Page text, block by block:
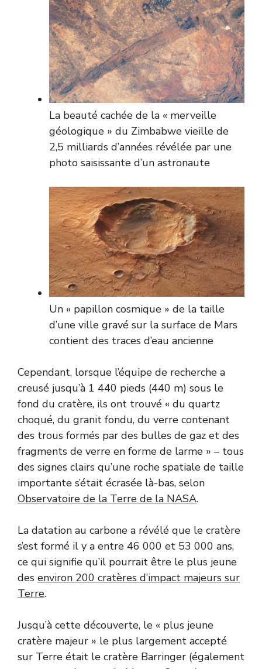
La beauté cachée de la « merveille
géologique » du Zimbabwe vieille de
2,5 milliards d’années révélée par une
photo saisissante d’un astronaute
Un « papillon cosmique » de la taille
d’une ville gravé sur la surface de Mars
contient des traces d’eau ancienne
Cependant, lorsque l’équipe de recherche a
creusé jusqu’à 1 440 pieds (440 m) sous le
fond du cratère, ils ont trouvé « du quartz
choqué, du granit fondu, du verre contenant
des trous formés par des bulles de gaz et des
fragments de verre en forme de larme » – tous
des signes clairs qu’une roche spatiale de taille
importante s’était écrasée là-bas, selon
Observatoire de la Terre de la NASA.
La datation au carbone a révélé que le cratère
s’est formé il y a entre 46 000 et 53 000 ans,
ce qui signifie qu’il pourrait être le plus jeune
des environ 200 cratères d’impact majeurs sur
Terre.
Jusqu’à cette découverte, le « plus jeune
cratère majeur » le plus largement accepté
sur Terre était le cratère Barringer (également